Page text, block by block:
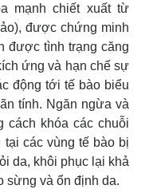
mạnh chiết xuất từ
được chứng minh
được tình trạng căng
ứng và hạn chế sự
động tới tế bào biểu
tính. Ngăn ngừa và
cách khóa các chuỗi
các vùng tế bào bị
da, khôi phục lại khả
sừng và ổn định da.